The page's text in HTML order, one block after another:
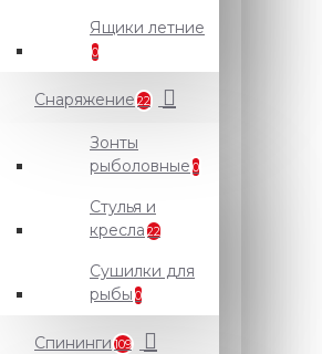
Ящики летние
0
Снаряжение 22
Зонты
рыболовные 0
Стулья и
кресла 22
Сушилки для
рыбы 0
Спининги 109